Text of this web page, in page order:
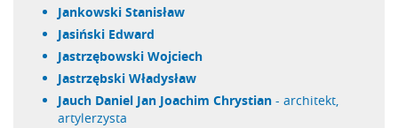
Jankowski Stanisław
Jasiński Edward
Jastrzębowski Wojciech
Jastrzębski Władysław
Jauch Daniel Jan Joachim Chrystian - architekt,
artylerzysta